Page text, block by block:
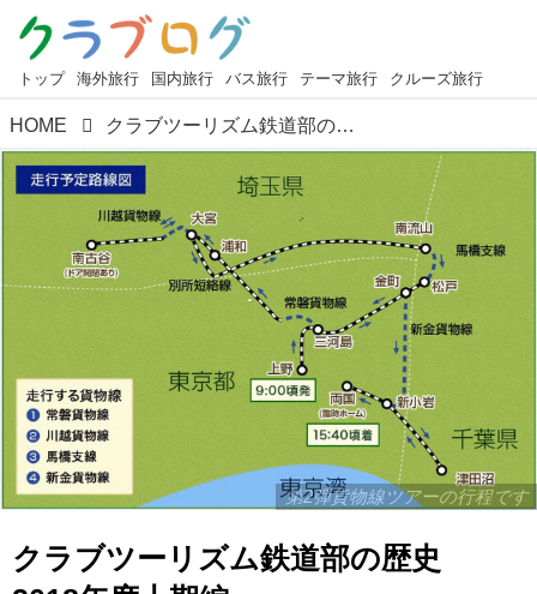
トップ 海外旅行 国内旅行 バス旅行 テーマ旅行 クルーズ旅行
HOME クラブツーリズム鉄道部の歴史 2018年度上期編
第2弾貨物線ツアーの行程です
クラブツーリズム鉄道部の歴史